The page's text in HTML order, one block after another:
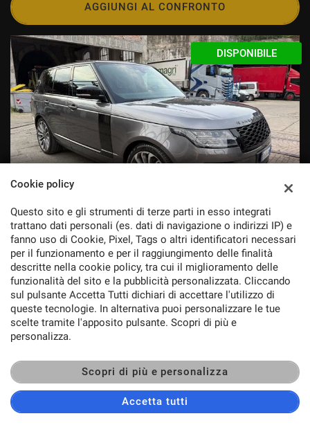
AGGIUNGI AL CONFRONTO
DISPONIBILE
LAND ROVER Range Rover
3.0 TDV6 Vogue FULL
OPTIONALS
40.000 €
2018 Diesel 171.000 5
Cookie policy
Questo sito e gli strumenti di terze parti in esso integrati
trattano dati personali (es. dati di navigazione o indirizzi IP) e
fanno uso di Cookie, Pixel, Tags o altri identificatori necessari
per il funzionamento e per il raggiungimento delle finalità
descritte nella cookie policy, tra cui il miglioramento delle
funzionalità del sito e la pubblicità personalizzata. Cliccando
sul pulsante Accetta Tutti dichiari di accettare l'utilizzo di
queste tecnologie. In alternativa puoi personalizzare le tue
scelte tramite l'apposito pulsante. Scopri di più e
personalizza.
Scopri di più e personalizza
Accetta tutti